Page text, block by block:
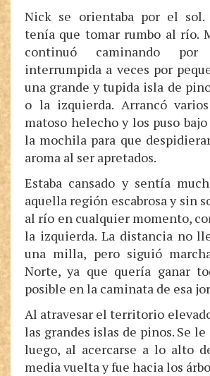
Nick se orientaba por el sol.
tenía que tomar rumbo al río.
continuó caminando
interrumpida a veces por
una grande y tupida isla de
o la izquierda. Arrancó
matoso helecho y los puso
la mochila para que
aroma al ser apretados.
Estaba cansado y sentía
aquella región escabrosa y sin
al río en cualquier momento,
la izquierda. La distancia no
una milla, pero siguió
Norte, ya que quería ganar
posible en la caminata de esa
Al atravesar el territorio
las grandes islas de pinos. Se
luego, al acercarse a lo alto
media vuelta y fue hacia los